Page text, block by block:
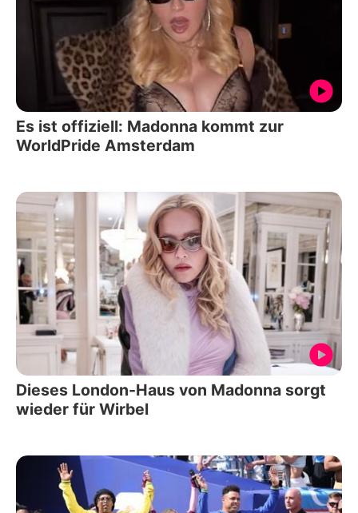
Es ist offiziell: Madonna kommt zur
WorldPride Amsterdam
Dieses London-Haus von Madonna sorgt
wieder für Wirbel